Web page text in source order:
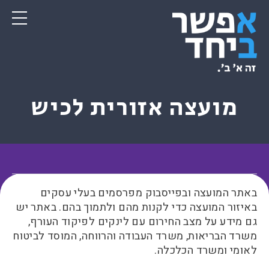
מועצה אזורית לכיש
באתר המועצה ובפייסבוק מפרסמים בעלי עסקים
באיזור המועצה כדי לקנות מהם ולתמוך בהם. באתר יש
גם מידע על מצב החירום עם לינקים לפיקוד העורף,
משרד הבריאות, משרד העבודה והרווחה, המוסד לביטוח
לאומי ומשרד הכלכלה.